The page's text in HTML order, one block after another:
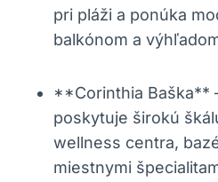
pri pláži a ponúka
balkónom a
**Corinthia Baška**
poskytuje širokú
wellness centra,
miestnymi